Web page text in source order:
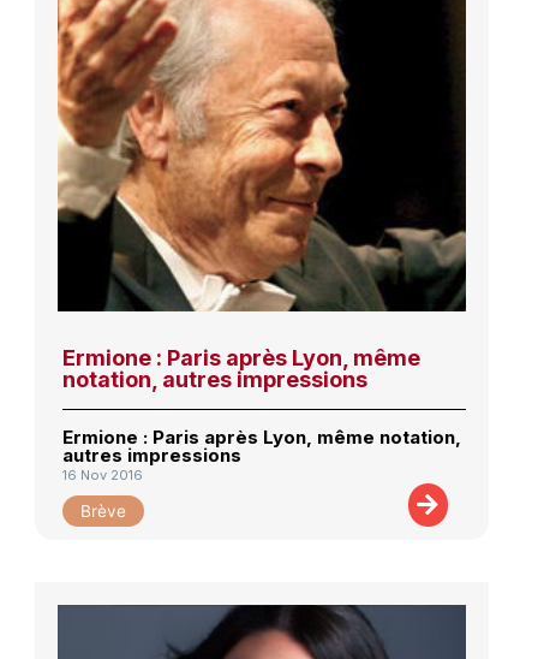
Ermione : Paris après Lyon, même
notation, autres impressions
Ermione : Paris après Lyon, même notation,
autres impressions
16 Nov 2016
Brève